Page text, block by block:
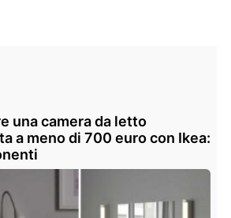
una camera da letto
a meno di 700 euro con Ikea: